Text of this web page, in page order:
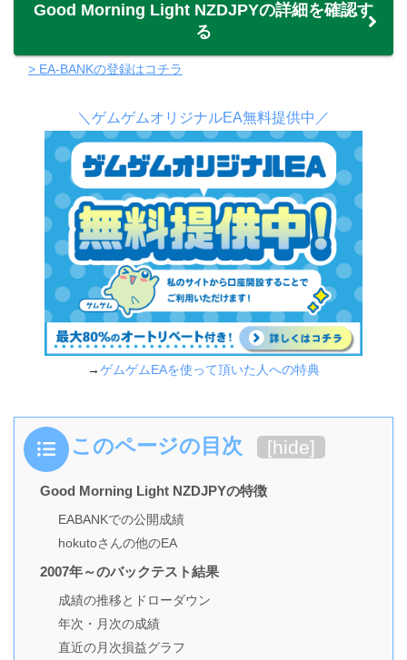
Good Morning Light NZDJPYの詳細を確認す
る
> EA-BANKの登録はコチラ
＼ゲムゲムオリジナルEA無料提供中／
→ゲムゲムEAを使って頂いた人への特典
このページの目次 [hide]
Good Morning Light NZDJPYの特徴
EABANKでの公開成績
hokutoさんの他のEA
2007年～のバックテスト結果
成績の推移とドローダウン
年次・月次の成績
直近の月次損益グラフ